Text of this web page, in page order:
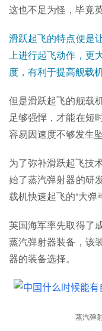
这也不足为怪，毕竟
滑跃起飞的特点便是
上进行起飞动作，更
度，有利于提高舰载
但是滑跃起飞的舰载
足够强悍，才能在短
容易因速度不够发生
为了弥补滑跃起飞技
始了蒸汽弹射器的研
载机快速起飞的“大弹弓
英国海军率先取得了
蒸汽弹射器装备，该
器的装备选择。
蒸汽弹